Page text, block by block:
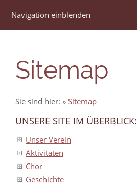
Navigation einblenden
Sitemap
Sie sind hier: » Sitemap
UNSERE SITE IM ÜBERBLICK:
Unser Verein
Aktivitäten
Chor
Geschichte